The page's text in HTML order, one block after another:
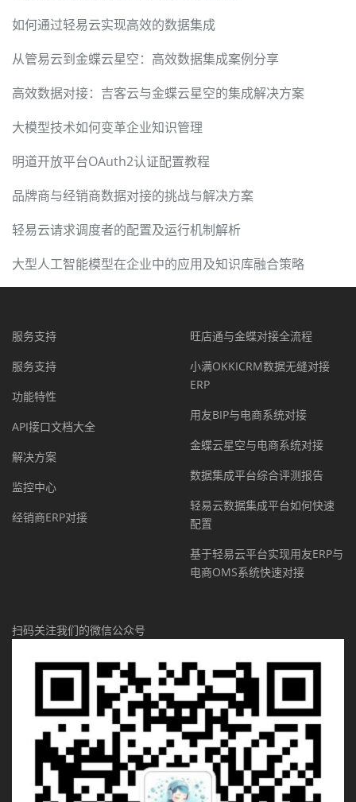
如何通过轻易云实现高效的数据集成
从管易云到金蝶云星空：高效数据集成案例分享
高效数据对接：吉客云与金蝶云星空的集成解决方案
大模型技术如何变革企业知识管理
明道开放平台OAuth2认证配置教程
品牌商与经销商数据对接的挑战与解决方案
轻易云请求调度者的配置及运行机制解析
大型人工智能模型在企业中的应用及知识库融合策略
服务支持
服务支持
功能特性
API接口文档大全
解决方案
监控中心
经销商ERP对接
旺店通与金蝶对接全流程
小满OKKICRM数据无缝对接
ERP
用友BIP与电商系统对接
金蝶云星空与电商系统对接
数据集成平台综合评测报告
轻易云数据集成平台如何快速
配置
基于轻易云平台实现用友ERP与
电商OMS系统快速对接
扫码关注我们的微信公众号